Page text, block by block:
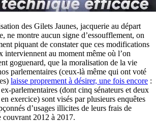
des Gilets Jaunes, jacquerie au départ
ne montre aucun signe d’essoufflement, on
piquant de constater que ces modifications
interviennent au moment même où l’on
goguenard, que la moralisation de la vie
parlementaires (ceux-là même qui ont voté
laisse proprement à désirer, une fois encore :
parlementaires (dont cinq sénateurs et deux
exercice) sont visés par plusieurs enquêtes
d’usages illicites de leurs frais de
couvrant 2012 à 2017.